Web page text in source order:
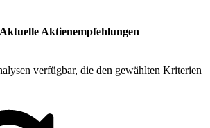
Aktuelle Aktienempfehlungen
verfügbar, die den gewählten Kriterien